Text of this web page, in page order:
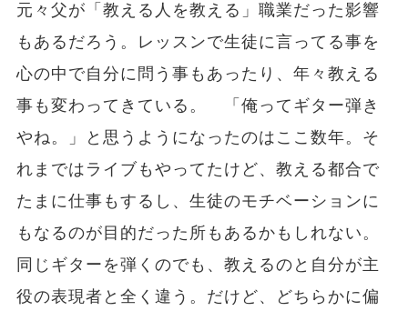
元々父が「教える人を教える」職業だった影響
もあるだろう。レッスンで生徒に言ってる事を
心の中で自分に問う事もあったり、年々教える
事も変わってきている。 「俺ってギター弾き
やね。」と思うようになったのはここ数年。そ
れまではライブもやってたけど、教える都合で
たまに仕事もするし、生徒のモチベーションに
もなるのが目的だった所もあるかもしれない。
同じギターを弾くのでも、教えるのと自分が主
役の表現者と全く違う。だけど、どちらかに偏